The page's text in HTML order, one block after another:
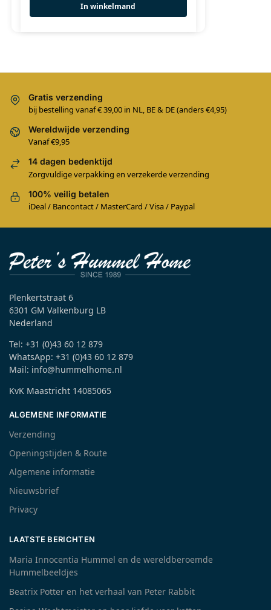
In winkelmand
Gratis verzending
bij bestelling vanaf € 39,00 in NL, BE & DE (anders €4,95)
Wereldwijde verzending
Vanaf €9,95
14 dagen bedenktijd
Zorgvuldige verpakking en verzekerde verzending
100% veilig betalen
iDeal / Bancontact / MasterCard / Visa / Paypal
Plenkertstraat 6
6301 GM Valkenburg LB
Nederland
Tel: +31 (0)43 60 12 879
WhatsApp: +31 (0)43 60 12 879
Mail: info@hummelhome.nl
KvK Maastricht 14085065
ALGEMENE INFORMATIE
Verzending
Openingstijden & Route
Algemene informatie
Nieuwsbrief
Privacy
LAATSTE BERICHTEN
Maria Innocentia Hummel en de wereldberoemde
Hummelbeeldjes
Beatrix Potter en het verhaal van Peter Rabbit